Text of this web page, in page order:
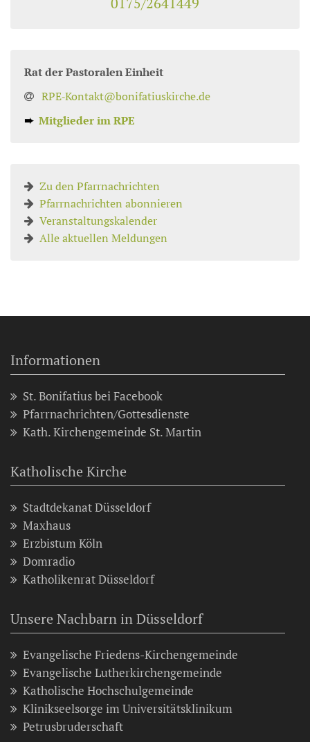
Rat der Pastoralen Einheit
RPE‑Kontakt@bonifatiuskirche.de
➨ Mitglieder im RPE
Zu den Pfarrnachrichten
Pfarrnachrichten abonnieren
Veranstaltungskalender
Alle aktuellen Meldungen
Informationen
St. Bonifatius bei Facebook
Pfarrnachrichten/Gottesdienste
Kath. Kirchengemeinde St. Martin
Katholische Kirche
Stadtdekanat Düsseldorf
Maxhaus
Erzbistum Köln
Domradio
Katholikenrat Düsseldorf
Unsere Nachbarn in Düsseldorf
Evangelische Friedens-Kirchengemeinde
Evangelische Lutherkirchengemeinde
Katholische Hochschulgemeinde
Klinikseelsorge im Universitätsklinikum
Petrusbruderschaft